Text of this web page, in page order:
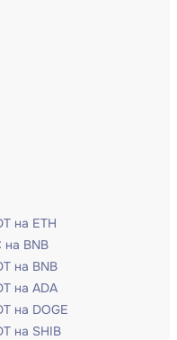
на ETH
на BNB
на BNB
на ADA
на DOGE
на SHIB